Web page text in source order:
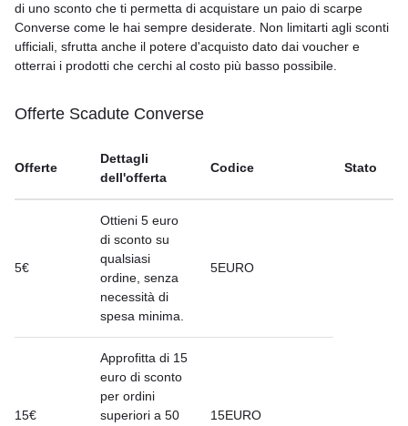
di uno sconto che ti permetta di acquistare un paio di scarpe
Converse come le hai sempre desiderate. Non limitarti agli sconti
ufficiali, sfrutta anche il potere d'acquisto dato dai voucher e
otterrai i prodotti che cerchi al costo più basso possibile.
Offerte Scadute Converse
Offerte
Dettagli
dell'offerta
Codice Stato
5€
Ottieni 5 euro
di sconto su
qualsiasi
ordine, senza
necessità di
spesa minima.
5EURO
15€
Approfitta di 15
euro di sconto
per ordini
superiori a 50
15EURO